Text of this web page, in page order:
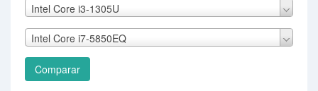
Intel Core i3-1305U
Intel Core i7-5850EQ
Comparar